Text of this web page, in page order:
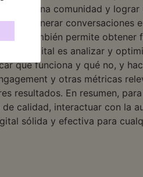
una comunidad y lograr
y generar conversaciones
que también permite obtener
digital es analizar y
qué funciona y qué no, y
y otras métricas
resultados. En resumen,
calidad, interactuar con la
sólida y efectiva para